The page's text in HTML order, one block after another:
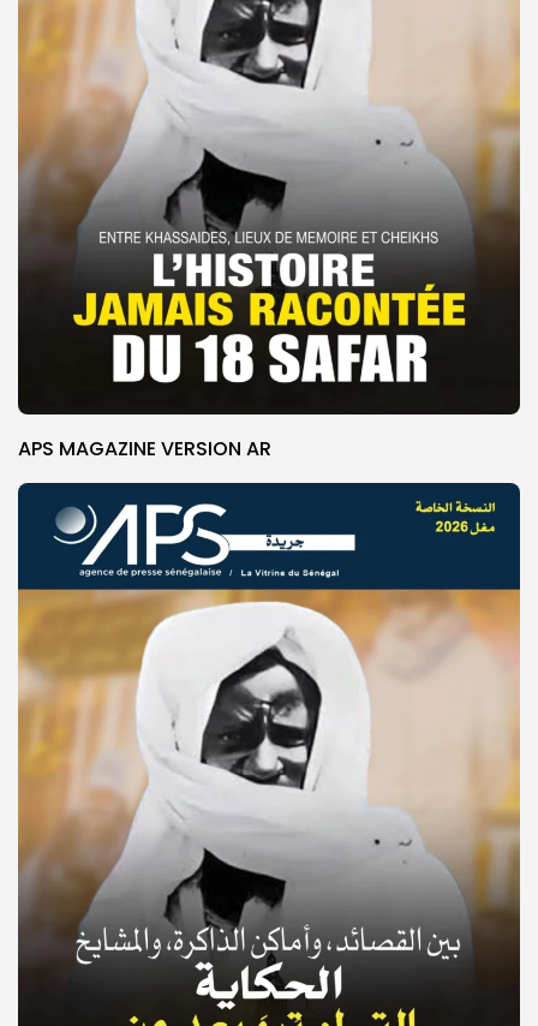
© Copyright 2025, APS
APS MAGAZINE VERSION AR